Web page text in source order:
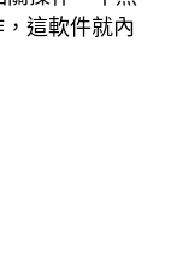
這軟件就內